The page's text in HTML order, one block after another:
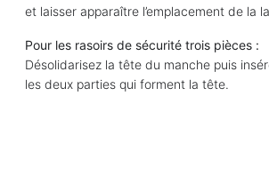
et laisser apparaître l’emplacement de la
Pour les rasoirs de sécurité trois pièces :
Désolidarisez la tête du manche puis
les deux parties qui forment la tête.